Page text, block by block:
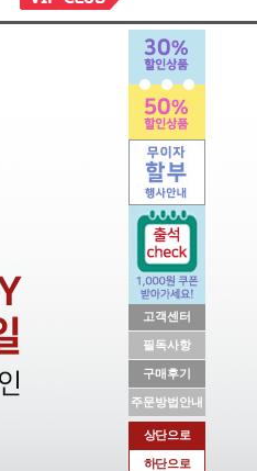
고객센터
필독사항
구매후기
주문방법안내
상단으로
하단으로